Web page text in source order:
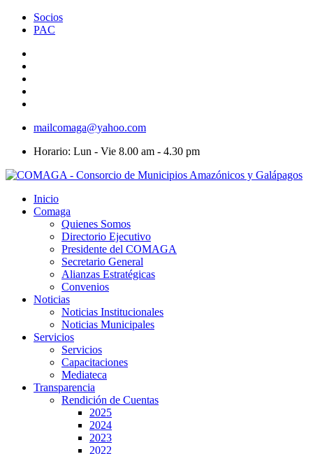
Socios
PAC
mailcomaga@yahoo.com
Horario: Lun - Vie 8.00 am - 4.30 pm
Inicio
Comaga
Quienes Somos
Directorio Ejecutivo
Presidente del COMAGA
Secretario General
Alianzas Estratégicas
Convenios
Noticias
Noticias Institucionales
Noticias Municipales
Servicios
Servicios
Capacitaciones
Mediateca
Transparencia
Rendición de Cuentas
2025
2024
2023
2022